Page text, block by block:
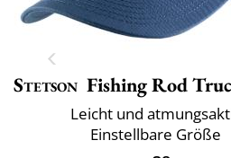
Stetson Fishing Rod
Leicht und
Einstellbare Größe